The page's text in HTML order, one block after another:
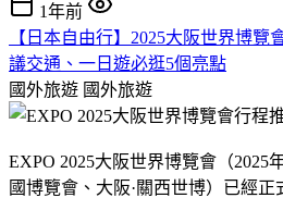
1年前
【日本自由行】2025大阪世界博
議交通、一日遊必逛5個亮點
國外旅遊 國外旅遊
EXPO 2025大阪世界博覽會（2025
國博覽會、大阪·關西世博）已經